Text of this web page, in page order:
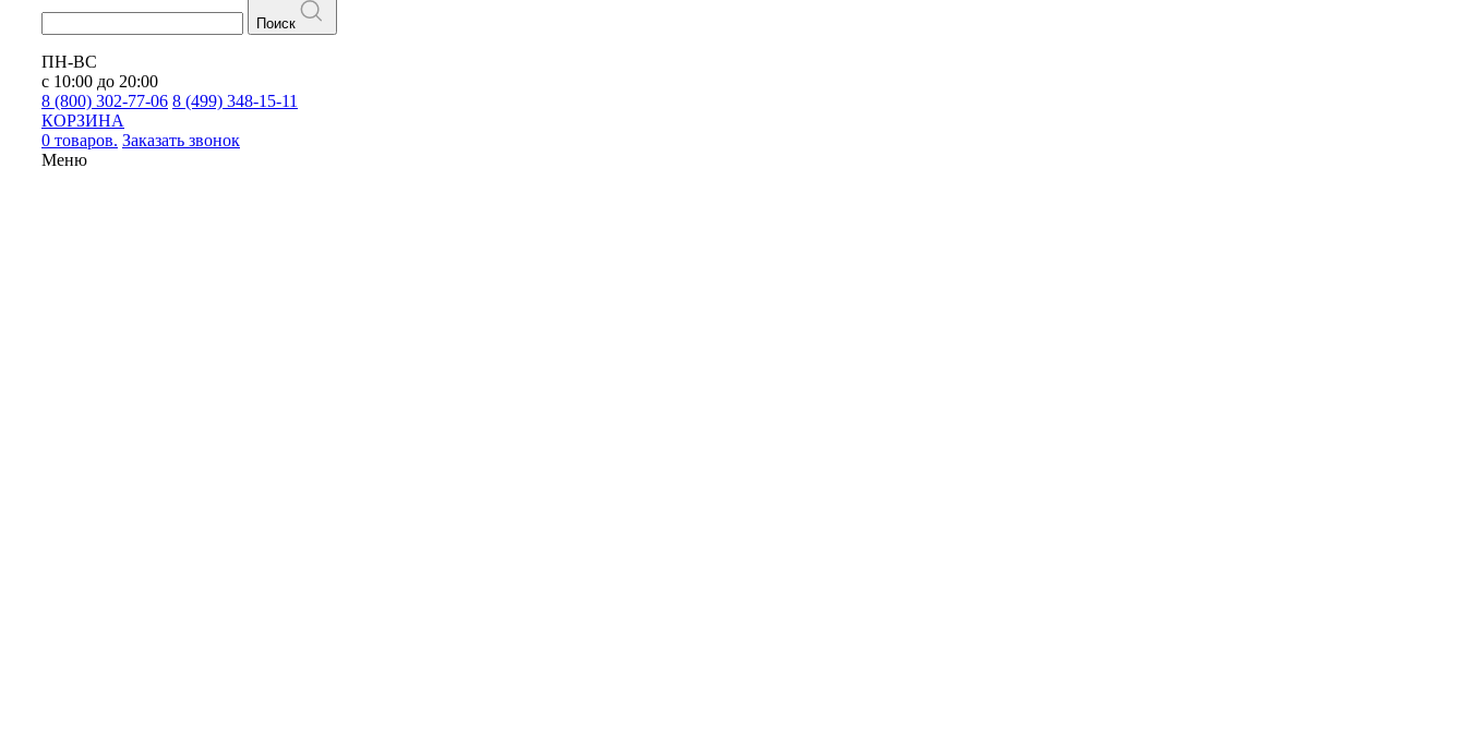
Поиск
ПН-ВС
с 10:00 до 20:00
8 (800) 302-77-06 8 (499) 348-15-11
КОРЗИНА
0 товаров. Заказать звонок
Меню